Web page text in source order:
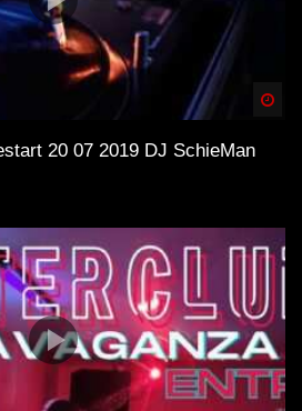
20 07 2019 DJ SchieMan